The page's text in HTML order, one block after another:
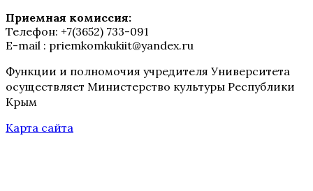
Приемная комиссия:
Телефон: +7(3652) 733-091
E-mail : priemkomkukiit@yandex.ru
Функции и полномочия учредителя Университета
осуществляет Министерство культуры Республики
Крым
Карта сайта